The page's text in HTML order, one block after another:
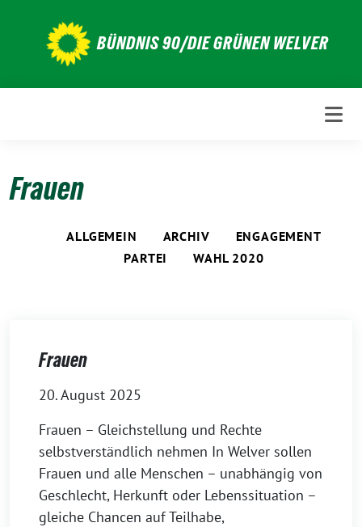
BÜNDNIS 90/DIE GRÜNEN WELVER
Frauen
ALLGEMEIN ARCHIV
ENGAGEMENT
PARTEI
WAHL 2020
Frauen
20. August 2025
Frauen – Gleichstellung und Rechte
selbstverständlich nehmen In Welver sollen
Frauen und alle Menschen – unabhängig von
Geschlecht, Herkunft oder Lebenssituation –
gleiche Chancen auf Teilhabe,